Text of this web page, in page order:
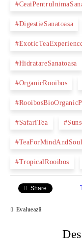
#DigestieSanatoasa
#HidratareSanatoasa
#OrganicRooibos
#SafariTea
#TeaForMindAndSoul
#TropicalRooibos
Share
Evaluează